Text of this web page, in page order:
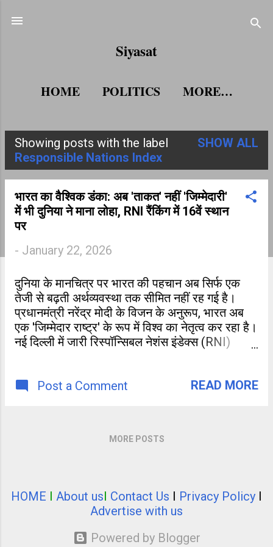
Siyasat
HOME POLITICS MORE…
P
o
Showing posts with the label
Responsible Nations Index
SHOW ALL
भारत का वैश्विक डंका: अब 'ताकत' नहीं 'जिम्मेदारी'
में भी दुनिया ने माना लोहा, RNI रैंकिंग में 16वें स्थान
पर
- January 22, 2026
दुनिया के मानचित्र पर भारत की पहचान अब सिर्फ एक
तेजी से बढ़ती अर्थव्यवस्था तक सीमित नहीं रह गई है।
प्रधानमंत्री नरेंद्र मोदी के विजन के अनुरूप, भारत अब
एक 'जिम्मेदार राष्ट्र' के रूप में विश्व का नेतृत्व कर रहा है।
नई दिल्ली में जारी रिस्पॉन्सिबल नेशंस इंडेक्स (RNI)
हासिल की है,
Post a Comment READ MORE
MORE POSTS
HOME I About usI Contact Us I Privacy Policy I
Advertise with us
Powered by Blogger